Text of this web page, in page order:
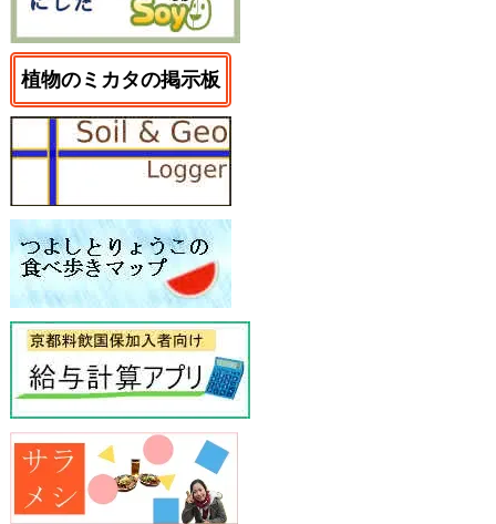
植物のミカタの掲示板